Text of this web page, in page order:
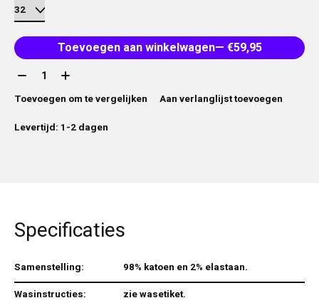
Toevoegen aan winkelwagen
— €59,95
Aantal:
Toevoegen om te vergelijken
Aan verlanglijst toevoegen
Levertijd: 1-2 dagen
Specificaties
Samenstelling:
98% katoen en 2% elastaan.
Wasinstructies:
zie wasetiket.